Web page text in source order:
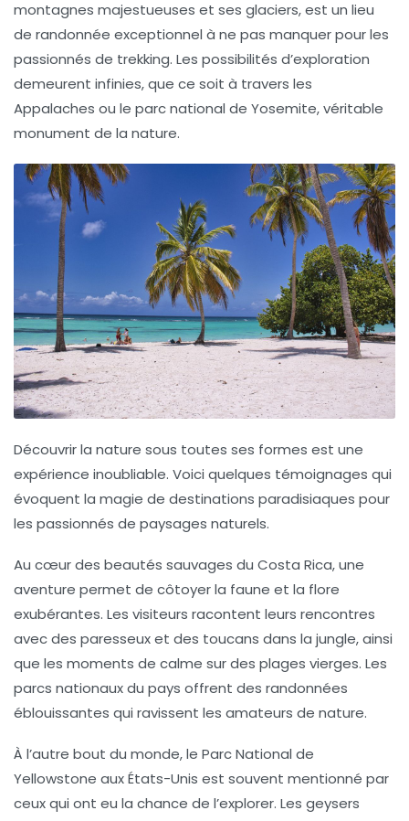
montagnes majestueuses et ses glaciers, est un lieu
de randonnée exceptionnel à ne pas manquer pour les
passionnés de trekking. Les possibilités d’exploration
demeurent infinies, que ce soit à travers les
Appalaches ou le parc national de Yosemite, véritable
monument de la nature.
Découvrir la nature sous toutes ses formes est une
expérience inoubliable. Voici quelques témoignages qui
évoquent la magie de destinations paradisiaques pour
les passionnés de paysages naturels.
Au cœur des beautés sauvages du Costa Rica, une
aventure permet de côtoyer la faune et la flore
exubérantes. Les visiteurs racontent leurs rencontres
avec des paresseux et des toucans dans la jungle, ainsi
que les moments de calme sur des plages vierges. Les
parcs nationauxdu pays offrent des randonnées
éblouissantes qui ravissent les amateurs de nature.
À l’autre bout du monde, le Parc National de
Yellowstone aux États-Unis est souvent mentionné par
ceux qui ont eu la chance de l’explorer. Les geysers